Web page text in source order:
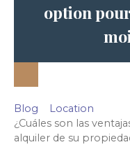
option
Blog
Location
¿Cuáles son las
alquiler de su